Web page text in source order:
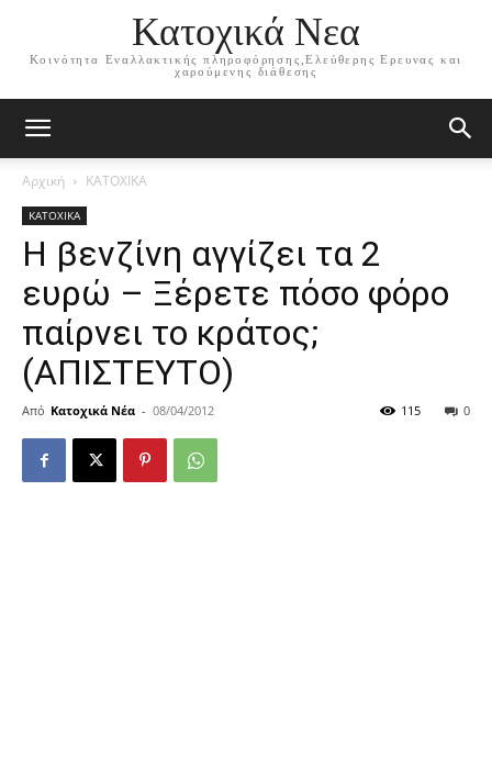
Κατοχικά Νεα
Κοινότητα Εναλλακτικής πληροφόρησης,Ελεύθερης Ερευνας και
χαρούμενης διάθεσης
Αρχική ΚΑΤΟΧΙΚΑ
ΚΑΤΟΧΙΚΑ
Η βενζίνη αγγίζει τα 2
ευρώ – Ξέρετε πόσο φόρο
παίρνει το κράτος;
(ΑΠΙΣΤΕΥΤΟ)
Από Κατοχικά Νέα - 08/04/2012 0
115